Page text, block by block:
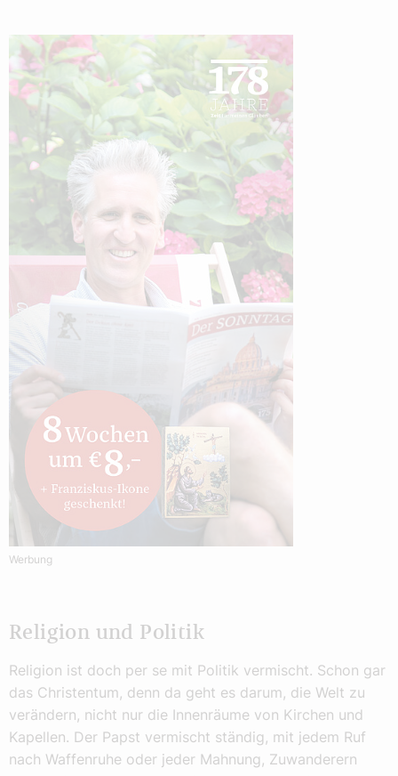
Werbung
Religion und Politik
Religion ist doch per se mit Politik vermischt. Schon gar
das Christentum, denn da geht es darum, die Welt zu
verändern, nicht nur die Innenräume von Kirchen und
Kapellen. Der Papst vermischt ständig, mit jedem Ruf
nach Waffenruhe oder jeder Mahnung, Zuwanderern